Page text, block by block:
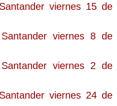
viernes 15 de
viernes 8 de
viernes 2 de
viernes 24 de